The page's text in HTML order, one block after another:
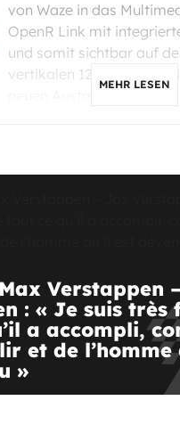
von Waze in das
OpenR Link mit
und somit sichtbar auf
vertikalen 12-Zoll-
MEHR LESEN
Verstappen
: « Je suis très
a accompli,
et de l’homme
»